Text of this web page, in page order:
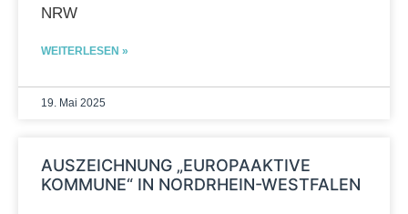
NRW
WEITERLESEN »
19. Mai 2025
AUSZEICHNUNG „EUROPAAKTIVE
KOMMUNE“ IN NORDRHEIN-WESTFALEN